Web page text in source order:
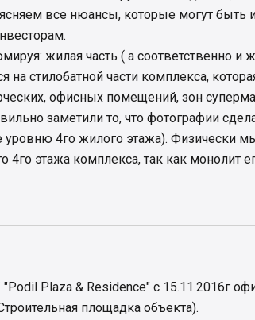
все нюансы, которые могут быть
жилая часть ( а соответственно и
на стилобатной части комплекса,
офисных помещений, зон
заметили то, что фотографии
уровню 4го жилого этажа). Физически
4го этажа комплекса, так как монолит
Plaza & Residence" с 15.11.2016г
площадка объекта).